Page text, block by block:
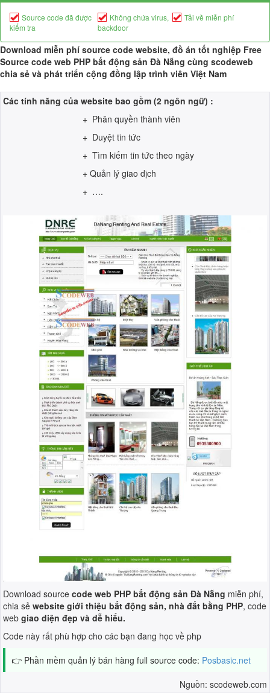
Source code đã được
kiểm tra
Không chứa virus,
backdoor
Tải về miễn phí
Download miễn phí source code website, đồ án tốt nghiệp Free
Source code web PHP bất động sản Đà Nẵng cùng scodeweb
chia sẻ và phát triển cộng đồng lập trình viên Việt Nam
Các tính năng của website bao gồm (2 ngôn ngữ) :
+ Phân quyền thành viên
+ Duyệt tin tức
+ Tìm kiếm tin tức theo ngày
+ Quản lý giao dịch
+ ….
Download sourcecode web PHP bất động sản Đà Nẵng miễn phí,
chia sẻwebsite giới thiệu bất động sản, nhà đất bằng PHP, code
webgiao diện đẹp và dễ hiểu.
Code này rất phù hợp cho các bạn đang học về php
👉 Phần mềm quản lý bán hàng full source code: Posbasic.net
Nguồn: scodeweb.com